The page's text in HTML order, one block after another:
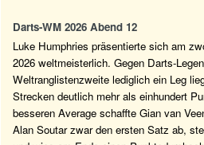
Darts-WM 2026 Abend 12
Luke Humphries präsentierte sich am
2026 weltmeisterlich. Gegen Darts-
Weltranglistenzweite lediglich ein Leg
Strecken deutlich mehr als einhundert
besseren Average schaffte Gian van
Alan Soutar zwar den ersten Satz ab,